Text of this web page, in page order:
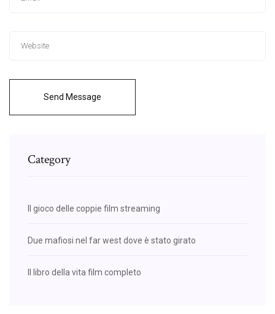
Send Message
Category
Il gioco delle coppie film streaming
Due mafiosi nel far west dove è stato girato
Il libro della vita film completo